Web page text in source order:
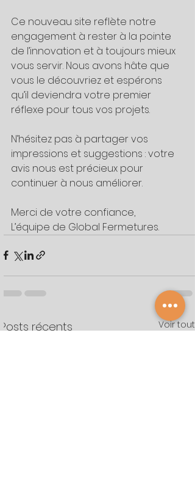
Ce nouveau site reflète notre
engagement à rester à la pointe
de l’innovation et à toujours mieux
vous servir. Nous avons hâte que
vous le découvriez et espérons
qu’il deviendra votre premier
réflexe pour tous vos projets.
N’hésitez pas à partager vos
impressions et suggestions : votre
avis nous est précieux pour
continuer à nous améliorer.
Merci de votre confiance,
L’équipe de Global Fermetures.
Posts récents Voir tout